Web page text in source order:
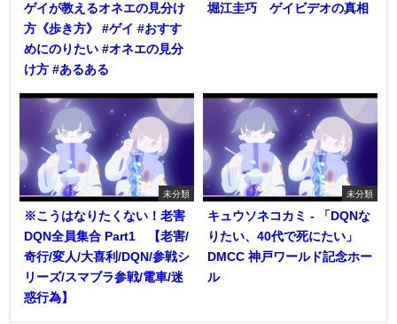
ゲイが教えるオネエの見分け
方《歩き方》 #ゲイ #おすす
めにのりたい #オネエの見分
け方 #あるある
堀江圭巧 ゲイビデオの真相
未分類
※こうはなりたくない！老害
DQN全員集合 Part1 【老害/
奇行/変人/大喜利/DQN/参戦シ
リーズ/スマブラ参戦/電車/迷
惑行為】
未分類
キュウソネコカミ - 「DQNな
りたい、40代で死にたい」
DMCC 神戸ワールド記念ホー
ル